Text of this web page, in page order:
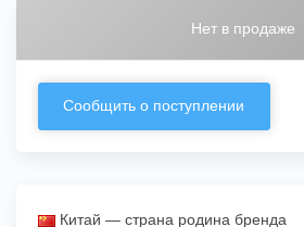
Нет в продаже
Сообщить о поступлении
Китай — страна родина бренда